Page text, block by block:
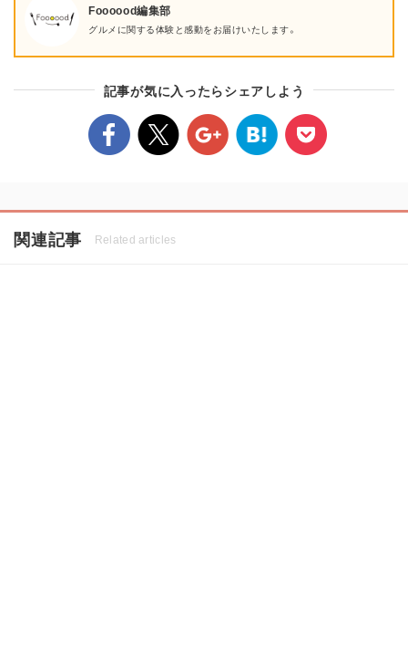
Foooood編集部
グルメに関する体験と感動をお届けいたします。
記事が気に入ったらシェアしよう
関連記事 Related articles